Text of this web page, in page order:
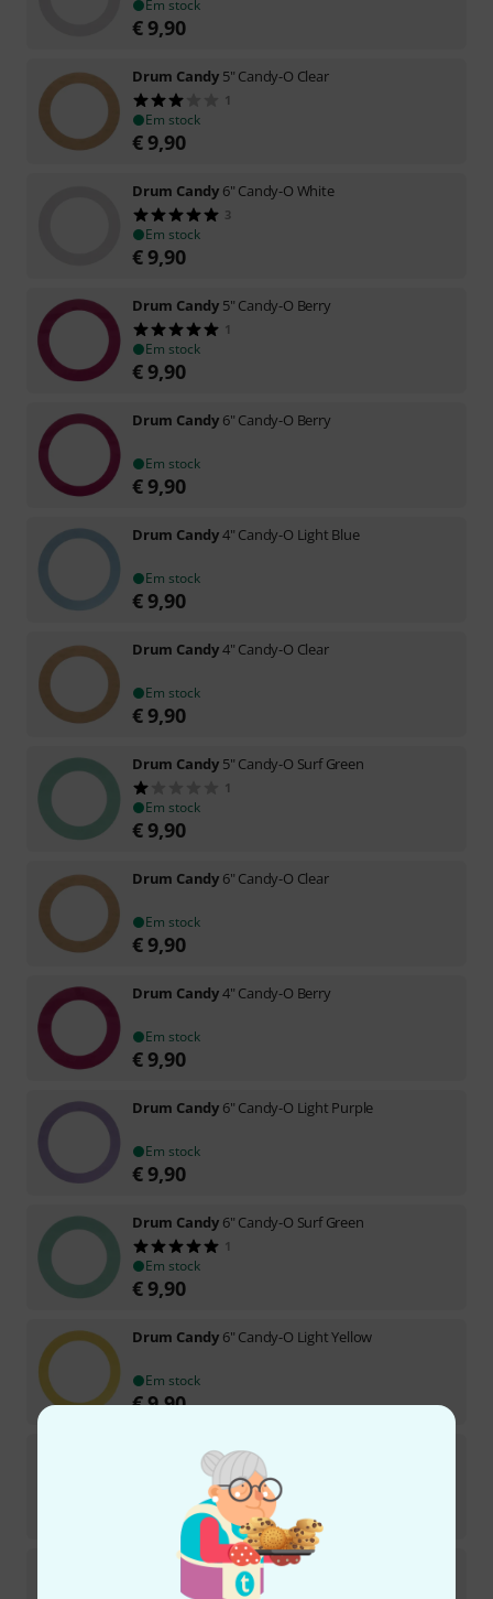
Em stock
€9,90
Drum Candy 5" Candy-O Clear
1
Em stock
€9,90
Drum Candy 6" Candy-O White
3
Em stock
€9,90
Drum Candy 5" Candy-O Berry
1
Em stock
€9,90
Drum Candy 6" Candy-O Berry
Em stock
€9,90
Drum Candy4" Candy-O Light Blue
Em stock
€9,90
Drum Candy4" Candy-O Clear
Em stock
€9,90
Drum Candy 5" Candy-O Surf Green
1
Em stock
€9,90
Drum Candy 6" Candy-O Clear
Em stock
€9,90
Drum Candy4" Candy-O Berry
Em stock
€9,90
Drum Candy 6" Candy-O Light Purple
Em stock
€9,90
Drum Candy 6" Candy-O Surf Green
1
Em stock
€9,90
Drum Candy 6" Candy-O Light Yellow
Em stock
€9,90
Drum Candy6" Candy-O Light Blue
9,90
Drum Candy4" Candy-O Light Yellow